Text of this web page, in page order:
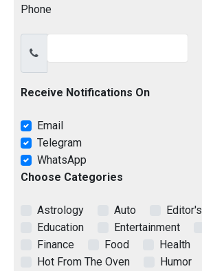
Phone
Receive Notifications On
Email
Telegram
WhatsApp
Choose Categories
Astrology Auto
Education
Entertainment
Finance
Food
Health
Hot From The Oven
Humor